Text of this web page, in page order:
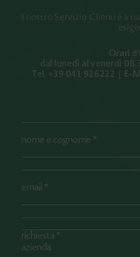
Il nostro Servizio Clienti è a
Orari
dal lunedì al venerdì
Tel. +39 041 926222 | E-